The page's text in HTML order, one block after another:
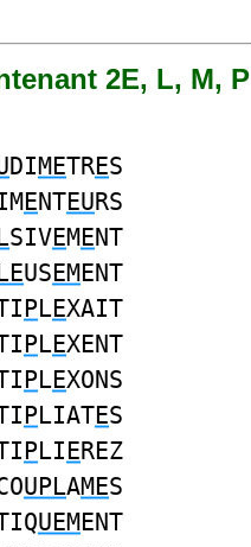
2E, L, M, P
DIMETRES
ENTEURS
SIVEMENT
USEMENT
PLEXAIT
PLEXENT
PLEXONS
PLIATES
PLIEREZ
UPLAMES
UEMENT